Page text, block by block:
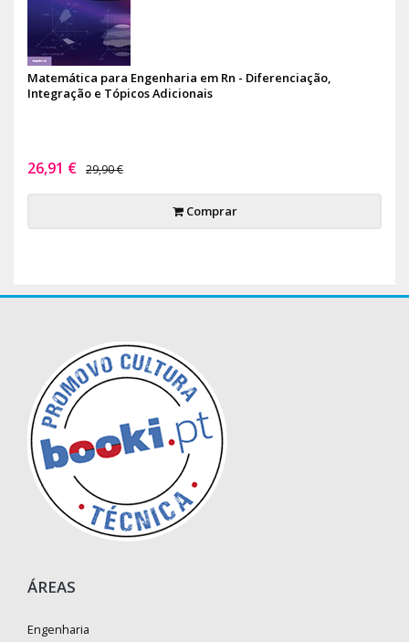
Matemática para Engenharia em Rn - Diferenciação,
Integração e Tópicos Adicionais
26,91 € 29,90 €
Comprar
ÁREAS
Engenharia